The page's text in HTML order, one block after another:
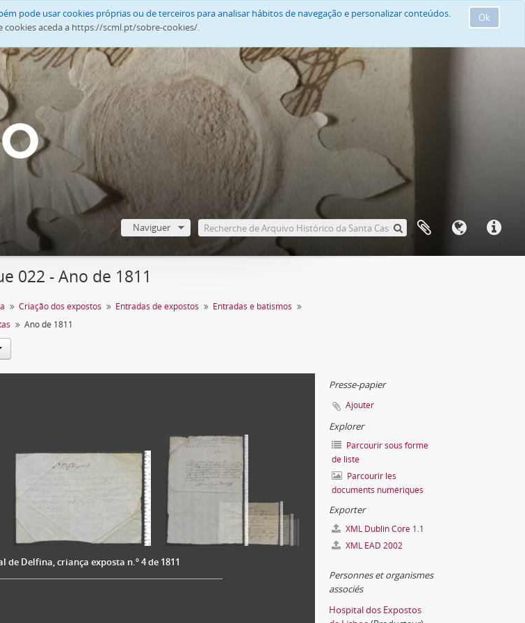
Ok
pode usar cookies próprias ou de terceiros para analisar hábitos de navegação e personalizar conteúdos.
cookies aceda a https://scml.pt/sobre-cookies/.
Naviguer
022 - Ano de 1811
Criação dos expostos Entradas de expostos
Entradas e batismos
Ano de 1811
de Delfina, criança exposta n.º 4 de 1811
Presse-papier
Ajouter
Explorer
Parcourir sous forme
de liste
Parcourir les
documents numériques
Exporter
XML Dublin Core 1.1
XML EAD 2002
Personnes et organismes
associés
Hospital dos Expostos